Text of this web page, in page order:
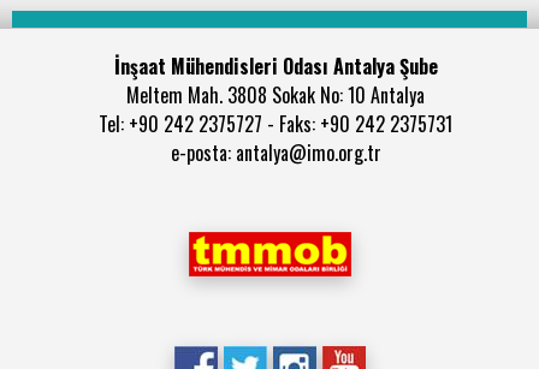
İnşaat Mühendisleri Odası Antalya Şube
Meltem Mah. 3808 Sokak No: 10 Antalya
Tel: +90 242 2375727 - Faks: +90 242 2375731
e-posta: antalya@imo.org.tr